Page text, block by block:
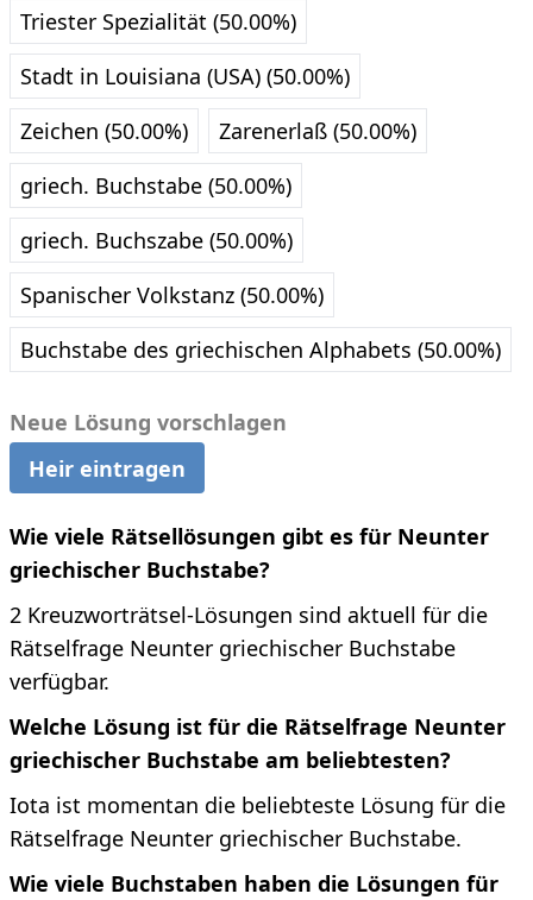
Triester Spezialität (50.00%)
Stadt in Louisiana (USA) (50.00%)
Zeichen (50.00%)
Zarenerlaß (50.00%)
griech. Buchstabe (50.00%)
griech. Buchszabe (50.00%)
Spanischer Volkstanz (50.00%)
Buchstabe des griechischen Alphabets (50.00%)
Neue Lösung vorschlagen
Heir eintragen
Wie viele Rätsellösungen gibt es für Neunter
griechischer Buchstabe?
2 Kreuzworträtsel-Lösungen sind aktuell für die
Rätselfrage Neunter griechischer Buchstabe
verfügbar.
Welche Lösung ist für die Rätselfrage Neunter
griechischer Buchstabe am beliebtesten?
Iota ist momentan die beliebteste Lösung für die
Rätselfrage Neunter griechischer Buchstabe.
Wie viele Buchstaben haben die Lösungen für